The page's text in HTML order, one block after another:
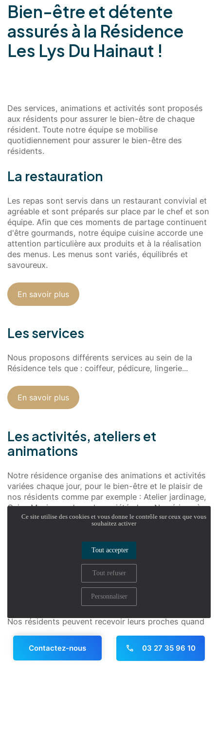
Bien-être et détente
assurés à la Résidence
Les Lys Du Hainaut !
Des services, animations et activités sont proposés
aux résidents pour assurer le bien-être de chaque
résident. Toute notre équipe se mobilise
quotidiennement pour assurer le bien-être des
résidents.
La restauration
Les repas sont servis dans un restaurant convivial et
agréable et sont préparés sur place par le chef et son
équipe. Afin que ces moments de partage continuent
d'être gourmands, notre équipe cuisine accorde une
attention particulière aux produits et à la réalisation
des menus. Les menus sont variés, équilibrés et
savoureux.
En savoir plus
Les services
Nous proposons différents services au sein de la
Résidence tels que : coiffeur, pédicure, lingerie...
En savoir plus
Les activités, ateliers et
animations
Notre résidence organise des animations et activités
variées chaque jour, pour le bien-être et le plaisir de
nos résidents comme par exemple : Atelier jardinage,
Quizz Musicaux, Jeux de société, Jeux Numérique à
l'aide de l'outils Wivy, Loto, Balade dans la ville de
Nos résidents peuvent recevoir leurs proches quand
ils le souhaitent (en dehors des heures de soins). Des
espaces dédiés ont également été aménagés au sein
de la résidence pour leur permettre de passer de
Contactez-nous 03 27 35 96 10
Ce site utilise des cookies et vous donne le contrôle sur ceux que vous
souhaitez activer
Tout accepter
Tout refuser
Personnaliser